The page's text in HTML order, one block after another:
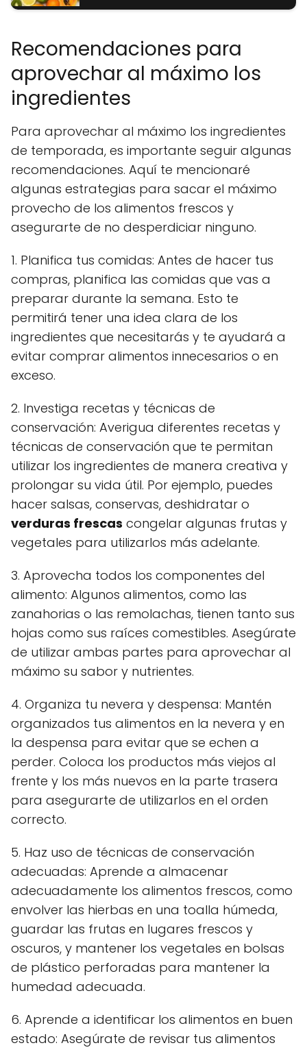
Recomendaciones para
aprovechar al máximo los
ingredientes
Para aprovechar al máximo los ingredientes
de temporada, es importante seguir algunas
recomendaciones. Aquí te mencionaré
algunas estrategias para sacar el máximo
provecho de los alimentos frescos y
asegurarte de no desperdiciar ninguno.
1. Planifica tus comidas: Antes de hacer tus
compras, planifica las comidas que vas a
preparar durante la semana. Esto te
permitirá tener una idea clara de los
ingredientes que necesitarás y te ayudará a
evitar comprar alimentos innecesarios o en
exceso.
2. Investiga recetas y técnicas de
conservación: Averigua diferentes recetas y
técnicas de conservación que te permitan
utilizar los ingredientes de manera creativa y
prolongar su vida útil. Por ejemplo, puedes
hacer salsas, conservas, deshidratar o
verduras frescas congelar algunas frutas y
vegetales para utilizarlos más adelante.
3. Aprovecha todos los componentes del
alimento: Algunos alimentos, como las
zanahorias o las remolachas, tienen tanto sus
hojas como sus raíces comestibles. Asegúrate
de utilizar ambas partes para aprovechar al
máximo su sabor y nutrientes.
4. Organiza tu nevera y despensa: Mantén
organizados tus alimentos en la nevera y en
la despensa para evitar que se echen a
perder. Coloca los productos más viejos al
frente y los más nuevos en la parte trasera
para asegurarte de utilizarlos en el orden
correcto.
5. Haz uso de técnicas de conservación
adecuadas: Aprende a almacenar
adecuadamente los alimentos frescos, como
envolver las hierbas en una toalla húmeda,
guardar las frutas en lugares frescos y
oscuros, y mantener los vegetales en bolsas
de plástico perforadas para mantener la
humedad adecuada.
6. Aprende a identificar los alimentos en buen
estado: Asegúrate de revisar tus alimentos